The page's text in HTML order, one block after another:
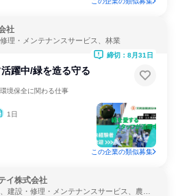
社
理・メンテナンスサービス、林業
躍中/緑を造る守る
境保全に関わる仕事
1日
締切：8月31日
この企業の類似募集
イ株式会社
建設・修理・メンテナンスサービス、農